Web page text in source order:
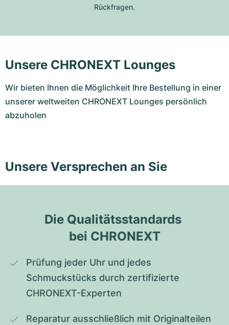
Rückfragen.
Unsere CHRONEXT Lounges
Wir bieten Ihnen die Möglichkeit Ihre Bestellung in einer
unserer weltweiten CHRONEXT Lounges persönlich
abzuholen
Unsere Versprechen an Sie
Die Qualitätsstandards
bei CHRONEXT
Prüfung jeder Uhr und jedes
Schmuckstücks durch zertifizierte
CHRONEXT-Experten
Reparatur ausschließlich mit Originalteilen